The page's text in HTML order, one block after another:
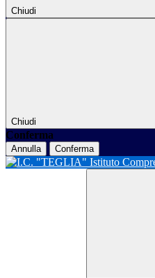
Chiudi
Chiudi
Conferma
Annulla Conferma
Istituto